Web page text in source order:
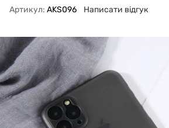
Артикул: AKS096 Написати відгук
Що шукаєш?